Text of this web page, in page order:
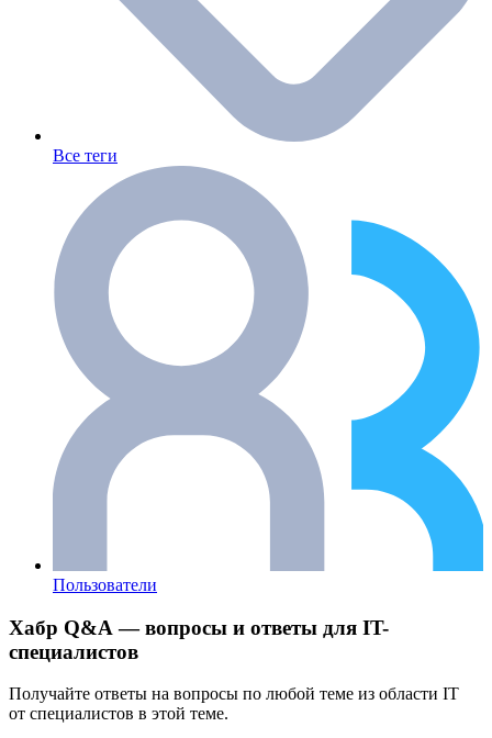
Все теги
Пользователи
Хабр Q&A — вопросы и ответы для IT-
специалистов
Получайте ответы на вопросы по любой теме из области IT
от специалистов в этой теме.